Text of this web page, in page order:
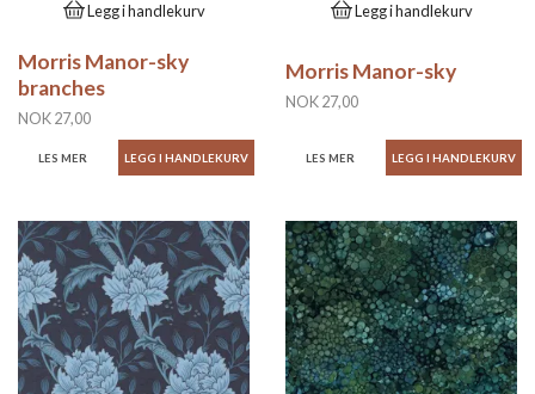
Legg i handlekurv
Morris Manor-sky
branches
NOK 27,00
LES MER
Legg i handlekurv
Morris Manor-sky
NOK 27,00
LES MER